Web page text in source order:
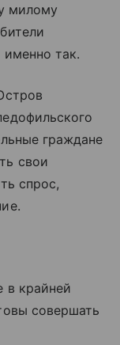
милому
так.
граждане
свои
спрос,
в крайней
совершать